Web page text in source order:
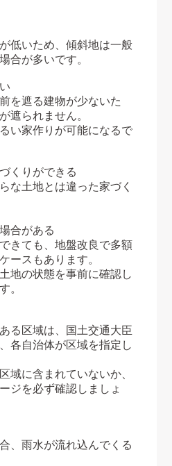
低いため、傾斜地は一般
合が多いです。
を遮る建物が少ないた
遮られません。
い家作りが可能になるで
くりができる
な土地とは違った家づく
合がある
きても、地盤改良で多額
ースもあります。
地の状態を事前に確認し
。
る区域は、国土交通大臣
各自治体が区域を指定し
域に含まれていないか、
ジを必ず確認しましょ
、雨水が流れ込んでくる